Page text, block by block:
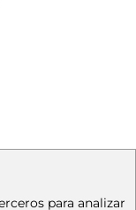
para analizar